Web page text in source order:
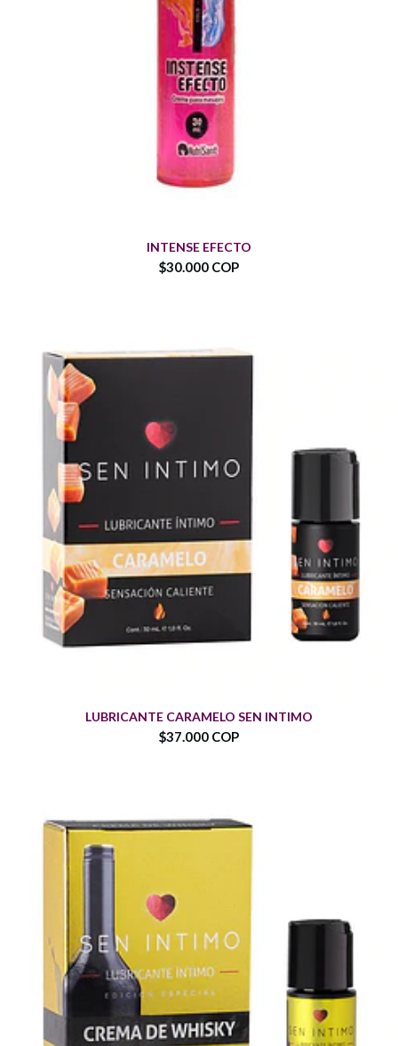
INTENSE EFECTO
$30.000 COP
LUBRICANTE CARAMELO SEN INTIMO
$37.000 COP